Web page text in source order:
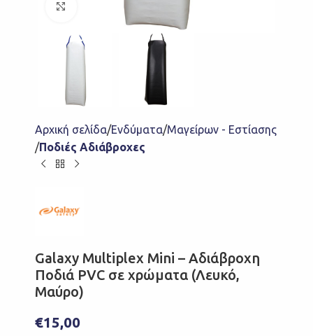
Click to enlarge
Αρχική σελίδα Ενδύματα Μαγείρων - Εστίασης
Ποδιές Αδιάβροχες
Galaxy Multiplex Mini – Αδιάβροχη
Ποδιά PVC σε χρώματα (Λευκό,
Μαύρο)
€15,00